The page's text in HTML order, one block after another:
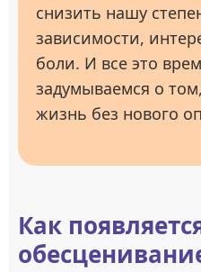
снизить нашу
зависимости,
боли. И все это
задумываемся о
жизнь без нового
Как